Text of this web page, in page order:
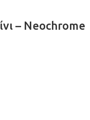
– Neochrome